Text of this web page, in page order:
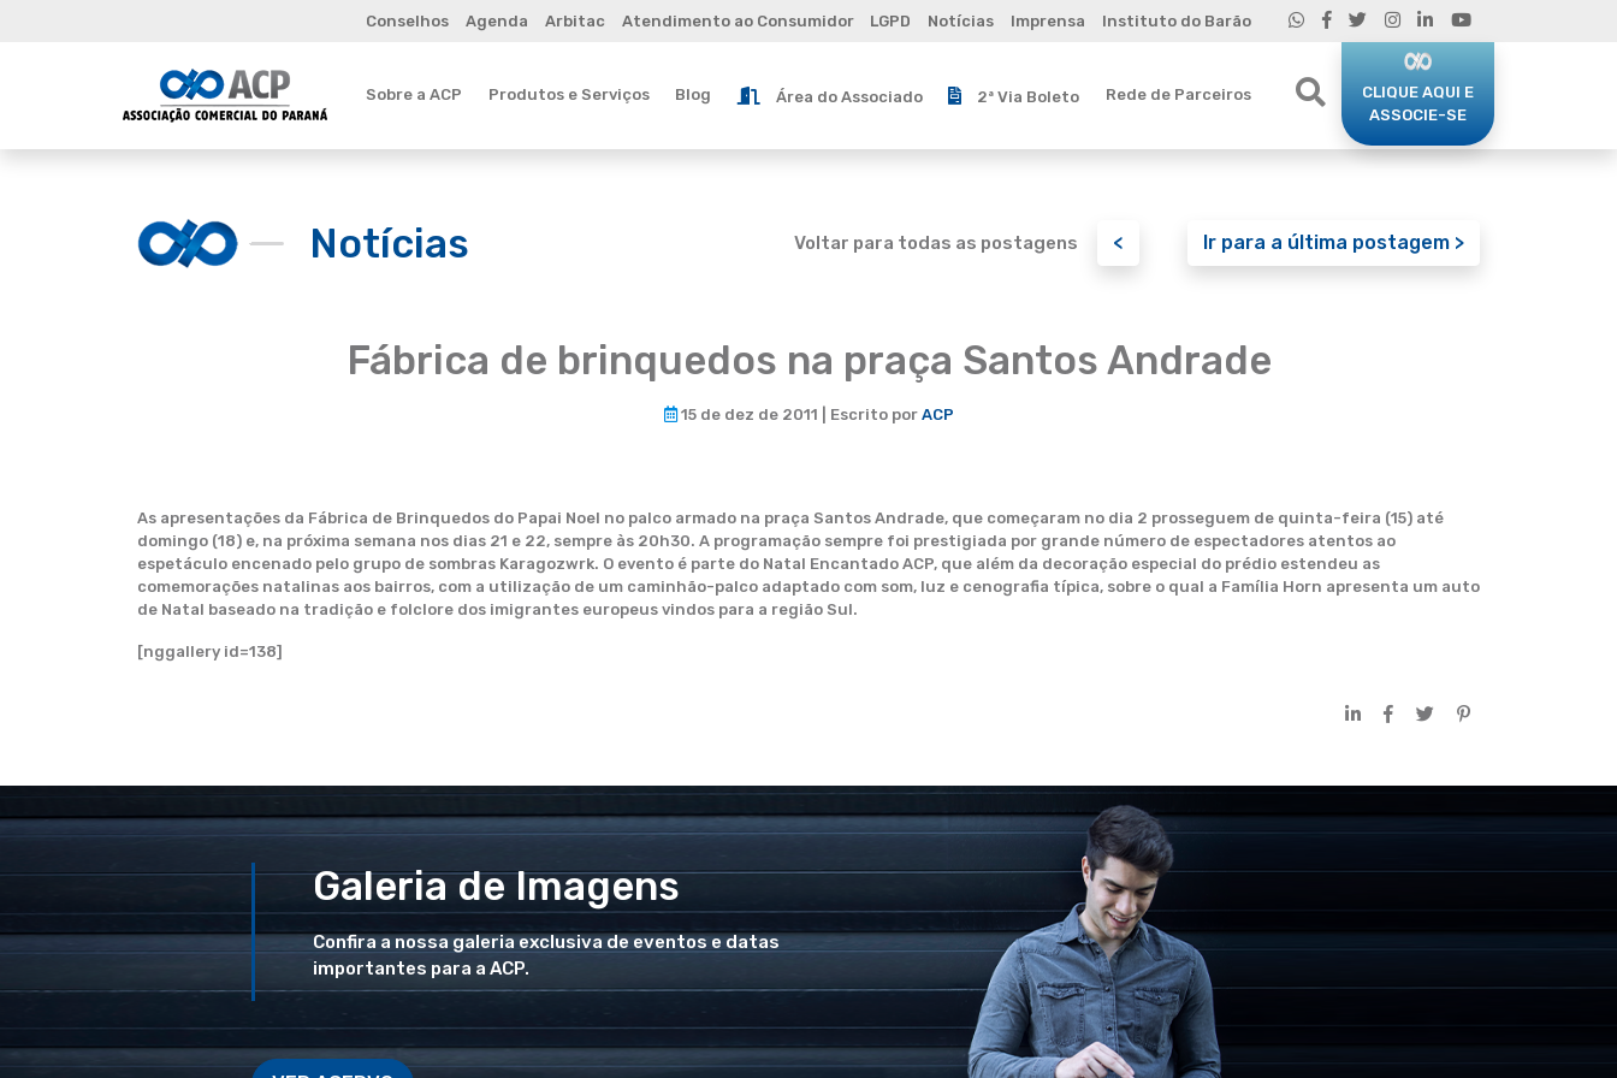
Conselhos Agenda Arbitac Atendimento ao Consumidor LGPD Notícias Imprensa Instituto do Barão
Sobre a ACP Produtos e Serviços Blog Área do Associado 2ª Via Boleto Rede de Parceiros
CLIQUE AQUI E
ASSOCIE-SE
Notícias Voltar para todas as postagens < Ir para a última postagem >
Fábrica de brinquedos na praça Santos Andrade
15 de dez de 2011 | Escrito por ACP
As apresentações da Fábrica de Brinquedos do Papai Noel no palco armado na praça Santos Andrade, que começaram no dia 2 prosseguem de quinta-feira (15) até
domingo (18) e, na próxima semana nos dias 21 e 22, sempre às 20h30. A programação sempre foi prestigiada por grande número de espectadores atentos ao
espetáculo encenado pelo grupo de sombras Karagozwrk. O evento é parte do Natal Encantado ACP, que além da decoração especial do prédio estendeu as
comemorações natalinas aos bairros, com a utilização de um caminhão-palco adaptado com som, luz e cenografia típica, sobre o qual a Família Horn apresenta um auto
de Natal baseado na tradição e folclore dos imigrantes europeus vindos para a região Sul.
[nggallery id=138]
Galeria de Imagens
Confira a nossa galeria exclusiva de eventos e datas
importantes para a ACP.